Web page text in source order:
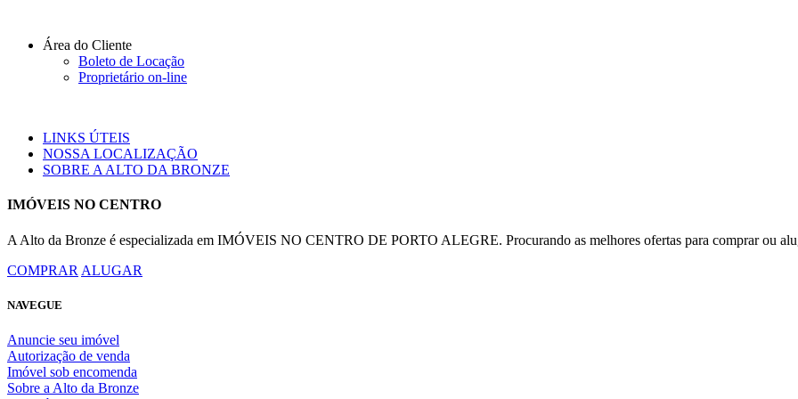
Área do Cliente
Boleto de Locação
Proprietário on-line
LINKS ÚTEIS
NOSSA LOCALIZAÇÃO
SOBRE A ALTO DA BRONZE
IMÓVEIS NO CENTRO
A Alto da Bronze é especializada em IMÓVEIS NO CENTRO DE PORTO ALEGRE. Procurando as melhores ofertas para comprar ou
COMPRAR ALUGAR
NAVEGUE
Anuncie seu imóvel
Autorização de venda
Imóvel sob encomenda
Sobre a Alto da Bronze